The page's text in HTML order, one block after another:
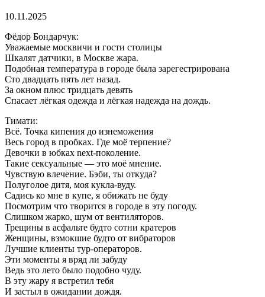
10.11.2025
Фёдор Бондарчук:
Уважаемые москвичи и гости столицы
Шкалят датчики, в Москве жара.
Подобная температура в городе была зарегестрирована
Сто двадцать пять лет назад.
За окном плюс тридцать девять
Спасает лёгкая одежда и лёгкая надежда на дождь.
Тимати:
Всё. Точка кипения до изнеможения
Весь город в пробках. Где моё терпение?
Девочки в юбках next-поколение.
Такие сексуальные — это моё мнение.
Чувствую влечение. Бэби, ты откуда?
Полуголое дитя, моя кукла-вуду.
Садись ко мне в купе, я обижать не буду
Посмотрим что творится в городе в эту погоду.
Слишком жарко, шум от вентиляторов.
Трещины в асфальте будто сотни кратеров
Женщины, взмокшие будто от вибраторов
Лучшие клиенты тур-операторов.
Эти моменты я вряд ли забуду
Ведь это лето было подобно чуду.
В эту жару я встретил тебя
И застыл в ожидании дождя.